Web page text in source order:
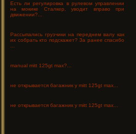
Есть ли регулировка в рулевом управлении
на мокике Сталкер, уводит вправо при
движении?...
Рассыпались грузчики на переднем валу как
их собрать кто подскажет? За ранее спасибо
...
manual mitt 125gt max?...
не открывается багажник у mitt 125gt max...
не открывается багажник у mitt 125gt max...